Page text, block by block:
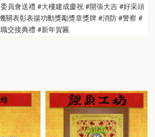
員會送禮 #大樓建成慶祝 #開張大吉 #好采頭
關表彰表揚功勳獎勵獎章獎牌 #消防 #警察 #
交接典禮 #新年賀匾